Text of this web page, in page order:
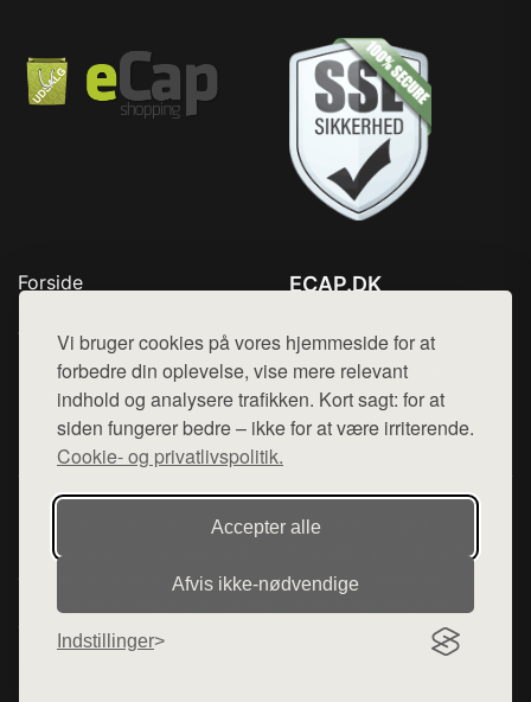
Vi bruger cookies på vores hjemmeside for at
forbedre din oplevelse, vise mere relevant
indhold og analysere trafikken. Kort sagt: for at
siden fungerer bedre – ikke for at være irriterende.
Cookie- og privatlivspolitik.
Accepter alle
Afvis ikke‑nødvendige
Indstillinger
Forside
Top Rabatter
Blog
Kontakt
ECAP.DK
Mail: hej@want.dk
Cookie- og privatlivspolitik
Denne side er en del af want.dk, der udgiver en række
hjemmesider med præsentation af forskellige produkter fra
diverse webshops. Der sælges ikke varer fra denne side - vi
henviser til de shops, som sælger varen. Vi har heller ikke
varerne på lager.